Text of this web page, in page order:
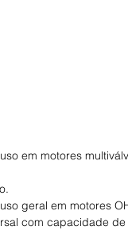
em motores
geral em motores
com capacidade